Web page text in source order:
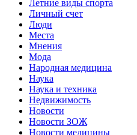
Летние виды спорта
Личный счет
Люди
Места
Мнения
Мода
Народная медицина
Наука
Наука и техника
Недвижимость
Новости
Новости ЗОЖ
Новости медицины